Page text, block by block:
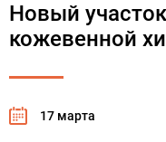
Новый
кожевенной
17 марта